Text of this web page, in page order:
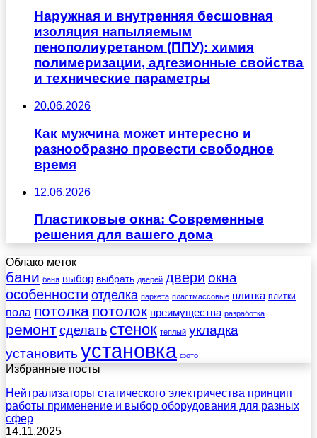
Наружная и внутренняя бесшовная
изоляция напыляемым
пенополиуретаном (ППУ): химия
полимеризации, адгезионные свойства
и технические параметры
20.06.2026
Как мужчина может интересно и
разнообразно провести свободное
время
12.06.2026
Пластиковые окна: Современные
решения для вашего дома
Облако меток
бани баня выбор выбрать дверей двери окна
особенности отделка паркета пластмассовые плитка плитки
пола потолка потолок преимущества разработка
ремонт сделать стенок теплый укладка
установить установка фото
Избранные посты
Нейтрализаторы статического электричества принцип
работы применение и выбор оборудования для разных
сфер
14.11.2025